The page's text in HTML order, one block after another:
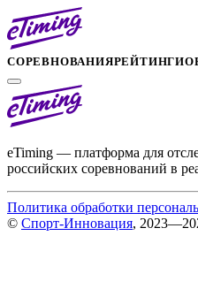
СОРЕВНОВАНИЯРЕЙТИНГИ
eTiming — платформа для
российских соревнований в
Политика обработки
© Спорт-Инновация,